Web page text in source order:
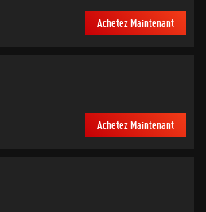
Achetez Maintenant
Achetez Maintenant